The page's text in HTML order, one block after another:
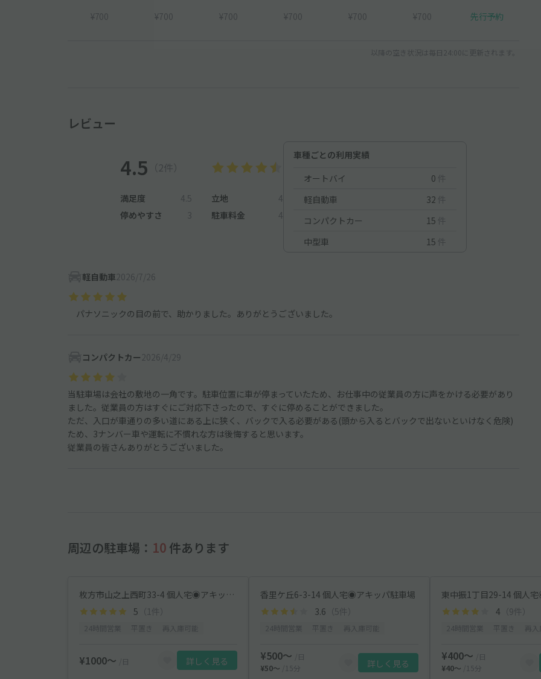
¥700 ¥700 ¥700 ¥700 ¥700 ¥700 先行予約
以降の空き状況は毎日24:00に更新されます。
レビュー
4.5 （2件）
満足度 4.5 立地
4
停めやすさ
3 駐車料金 4
車種ごとの利用実績
オートバイ
0 件
軽自動車
32 件
コンパクトカー
15 件
中型車
15 件
軽自動車2026/7/26
パナソニックの目の前で、助かりました。ありがとうございました。
コンパクトカー 2026/4/29
当駐車場は会社の敷地の一角です。駐車位置に車が停まっていたため、お仕事中の従業員の方に声をかける必要があり
ました。従業員の方はすぐにご対応下さったので、すぐに停めることができました。
ただ、入口が車通りの多い道にある上に狭く、バックで入る必要がある(頭から入るとバックで出ないといけなく危険)
ため、3ナンバー車や運転に不慣れな方は後悔すると思います。
従業員の皆さんありがとうございました。
周辺の駐車場： 10 件あります
枚方市山之上西町33-4 個人宅◉アキッパ駐車場
5 （1件）
¥1000〜 /日 詳しく見る
香里ケ丘6-3-14 個人宅◉アキッパ駐車場
3.6 （5件）
¥500〜
/日
¥50〜
/15分 詳しく見る
4 （9件）
¥400〜
/日
¥40〜
/15分